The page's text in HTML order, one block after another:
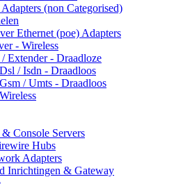
(non Categorised)
Ethernet (poe) Adapters
- Wireless
/ Extender - Draadloze
/ Isdn - Draadloos
/ Umts - Draadloos
Console Servers
Hubs
Adapters
Inrichtingen & Gateway